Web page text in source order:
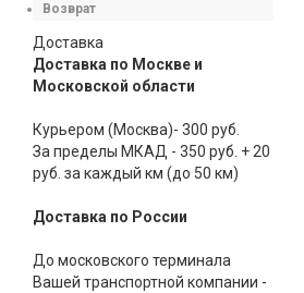
Возврат
Доставка
Доставка по Москве и
Московской области
Курьером (Москва)- 300 руб.
За пределы МКАД - 350 руб. + 20
руб. за каждый км (до 50 км)
Доставка по России
До московского терминала
Вашей транспортной компании -